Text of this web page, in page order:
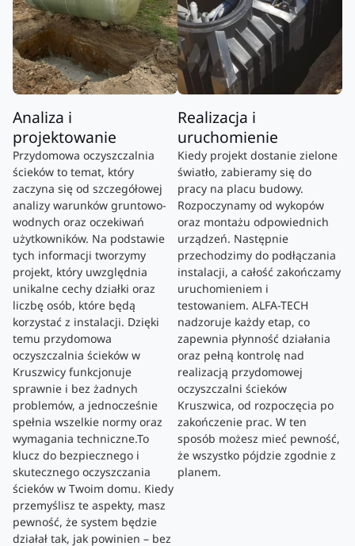
Analiza i
projektowanie
Przydomowa oczyszczalnia
ścieków to temat, który
zaczyna się od szczegółowej
analizy warunków gruntowo-
wodnych oraz oczekiwań
użytkowników. Na podstawie
tych informacji tworzymy
projekt, który uwzględnia
unikalne cechy działki oraz
liczbę osób, które będą
korzystać z instalacji. Dzięki
temu przydomowa
oczyszczalnia ścieków w
Kruszwicy funkcjonuje
sprawnie i bez żadnych
problemów, a jednocześnie
spełnia wszelkie normy oraz
wymagania techniczne.To
klucz do bezpiecznego i
skutecznego oczyszczania
ścieków w Twoim domu. Kiedy
przemyślisz te aspekty, masz
pewność, że system będzie
działał tak, jak powinien – bez
Realizacja i
uruchomienie
Kiedy projekt dostanie zielone
światło, zabieramy się do
pracy na placu budowy.
Rozpoczynamy od wykopów
oraz montażu odpowiednich
urządzeń. Następnie
przechodzimy do podłączania
instalacji, a całość zakończamy
uruchomieniem i
testowaniem. ALFA-TECH
nadzoruje każdy etap, co
zapewnia płynność działania
oraz pełną kontrolę nad
realizacją przydomowej
oczyszczalni ścieków
Kruszwica, od rozpoczęcia po
zakończenie prac. W ten
sposób możesz mieć pewność,
że wszystko pójdzie zgodnie z
planem.